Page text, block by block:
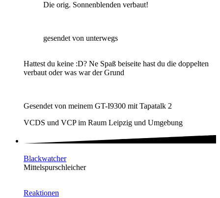
Die orig. Sonnenblenden verbaut!
gesendet von unterwegs
Hattest du keine :D? Ne Spaß beiseite hast du die doppelten
verbaut oder was war der Grund
Gesendet von meinem GT-I9300 mit Tapatalk 2
VCDS und VCP im Raum Leipzig und Umgebung
Blackwatcher
Mittelspurschleicher
Reaktionen